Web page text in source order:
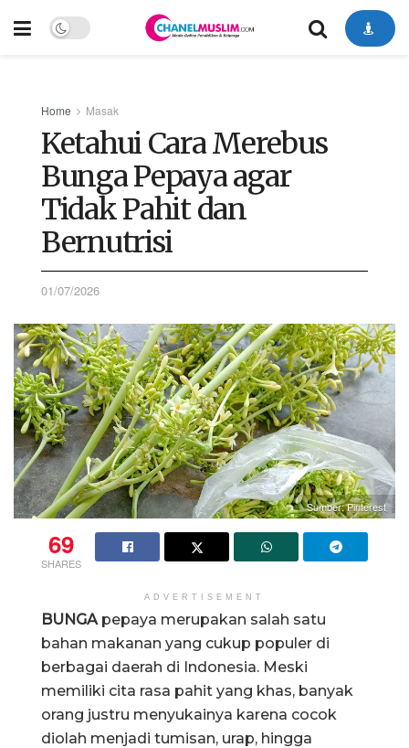
Home Masak
Ketahui Cara Merebus
Bunga Pepaya agar
Tidak Pahit dan
Bernutrisi
01/07/2026
Sumber: Pinterest
69
SHARES
ADVERTISEMENT
BUNGA pepaya merupakan salah satu
bahan makanan yang cukup populer di
berbagai daerah di Indonesia. Meski
memiliki cita rasa pahit yang khas, banyak
orang justru menyukainya karena cocok
diolah menjadi tumisan, urap, hingga